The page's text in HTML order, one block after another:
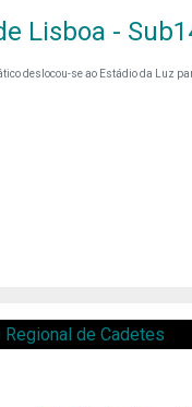
Lisboa -
deslocou-se ao Estádio da Luz